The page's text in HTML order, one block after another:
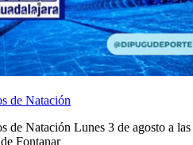
de Natación
Natación Lunes 3 de agosto a las
Fontanar